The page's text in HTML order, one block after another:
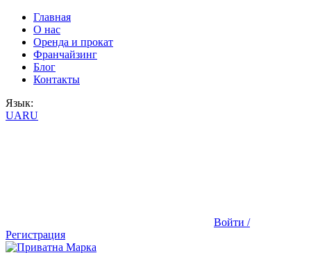
Главная
О нас
Оренда и прокат
Франчайзинг
Блог
Контакты
Язык:
UARU
Войти /
Регистрация